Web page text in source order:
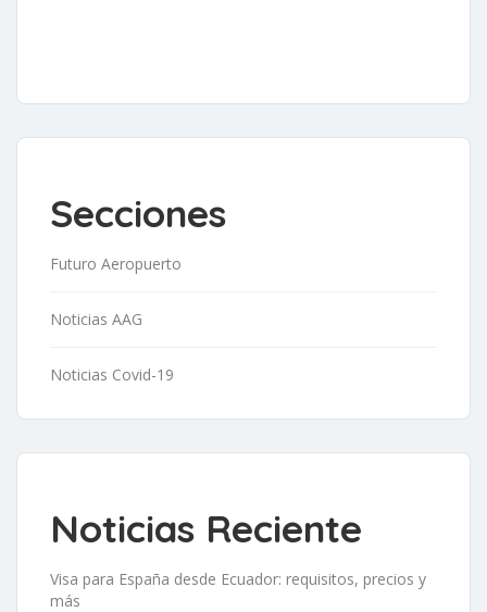
Secciones
Futuro Aeropuerto
Noticias AAG
Noticias Covid-19
Noticias Reciente
Visa para España desde Ecuador: requisitos, precios y
más